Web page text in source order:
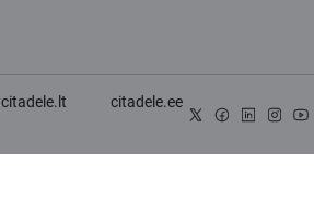
citadele.lt citadele.ee